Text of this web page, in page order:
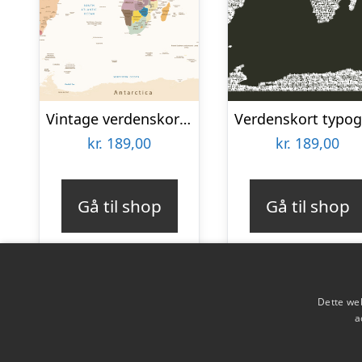
Vintage verdenskort af Illux
kr. 189,00
Gå til shop
kr. 189,00
Gå til shop
Dette